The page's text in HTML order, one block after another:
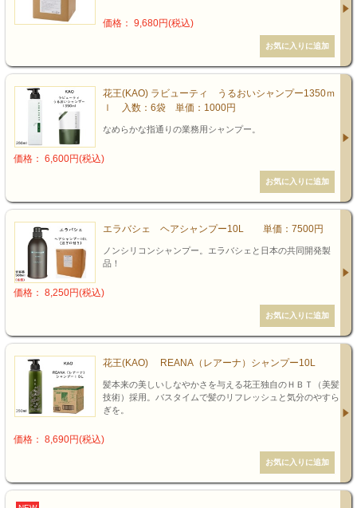
価格： 9,680円(税込)
花王(KAO) ラビューティ うるおいシャンプー1350ｍ
ｌ 入数：6袋 単価：1000円
なめらかな指通りの業務用シャンプー。
価格： 6,600円(税込)
エラバシェ ヘアシャンプー10L 単価：7500円
ノンシリコンシャンプー。エラバシェと日本の共同開発製
品！
価格： 8,250円(税込)
花王(KAO) REANA（レアーナ）シャンプー10L
髪本来の美しいしなやかさを与える花王独自のＨＢＴ（美髪
技術）採用。バスタイムで髪のリフレッシュと気分のやすら
ぎを。
価格： 8,690円(税込)